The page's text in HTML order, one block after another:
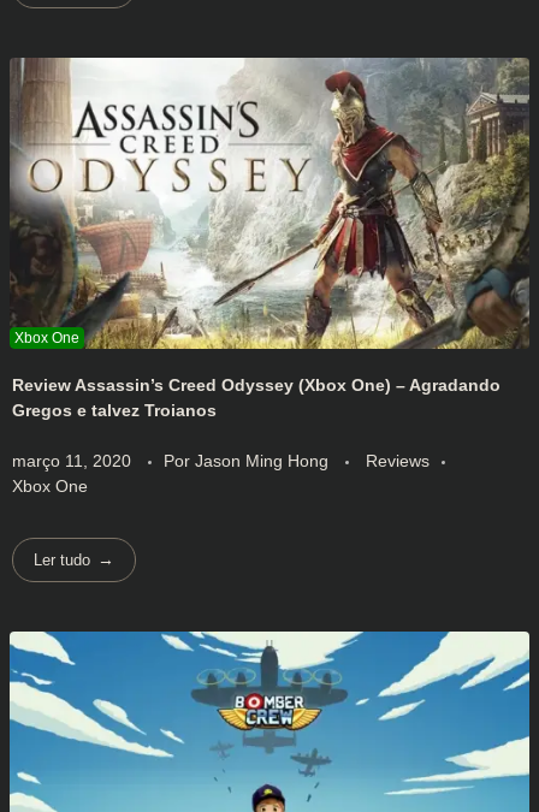
Review Assassin’s Creed Odyssey (Xbox One) – Agradando
Gregos e talvez Troianos
março 11, 2020 Por Jason Ming Hong
Reviews
Xbox One
Ler tudo